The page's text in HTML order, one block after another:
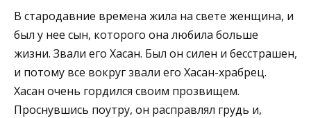
В стародавние времена жила на свете женщина, и
был у нее сын, которого она любила больше
жизни. Звали его Хасан. Был он силен и бесстрашен,
и потому все вокруг звали его Хасан-храбрец.
Хасан очень гордился своим прозвищем.
Проснувшись поутру, он расправлял грудь и,